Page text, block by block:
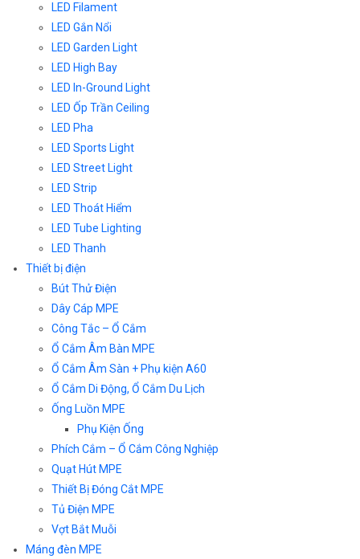
LED Filament
LED Gắn Nổi
LED Garden Light
LED High Bay
LED In-Ground Light
LED Ốp Trần Ceiling
LED Pha
LED Sports Light
LED Street Light
LED Strip
LED Thoát Hiểm
LED Tube Lighting
LED Thanh
Thiết bị điện
Bút Thử Điện
Dây Cáp MPE
Công Tắc – Ổ Cắm
Ổ Cắm Âm Bàn MPE
Ổ Cắm Âm Sàn + Phụ kiện A60
Ổ Cắm Di Động, Ổ Cắm Du Lịch
Ống Luồn MPE
Phụ Kiện Ống
Phích Cắm – Ổ Cắm Công Nghiệp
Quạt Hút MPE
Thiết Bị Đóng Cắt MPE
Tủ Điện MPE
Vợt Bắt Muỗi
Máng đèn MPE